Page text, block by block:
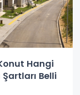
Hangi
Belli